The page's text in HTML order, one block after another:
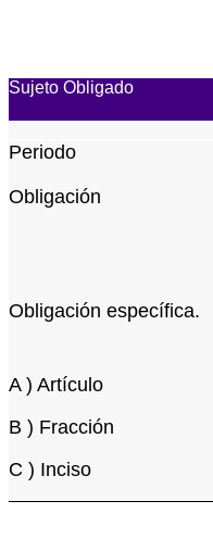
Sujeto Obligado
Periodo
Obligación
Obligación específica.
A ) Artículo
B ) Fracción
C ) Inciso